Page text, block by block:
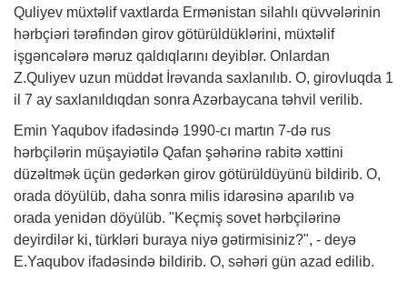
Quliyev müxtəlif vaxtlarda Ermənistan silahlı qüvvələrinin
hərbçiəri tərəfindən girov götürüldüklərini, müxtəlif
işgəncələrə məruz qaldıqlarını deyiblər. Onlardan
Z.Quliyev uzun müddət İrəvanda saxlanılıb. O, girovluqda 1
il 7 ay saxlanıldıqdan sonra Azərbaycana təhvil verilib.
Emin Yaqubov ifadəsində 1990-cı martın 7-də rus
hərbçilərin müşayiətilə Qafan şəhərinə rabitə xəttini
düzəltmək üçün gedərkən girov götürüldüyünü bildirib. O,
orada döyülüb, daha sonra milis idarəsinə aparılıb və
orada yenidən döyülüb. "Keçmiş sovet hərbçilərinə
deyirdilər ki, türkləri buraya niyə gətirmisiniz?", - deyə
E.Yaqubov ifadəsində bildirib. O, səhəri gün azad edilib.